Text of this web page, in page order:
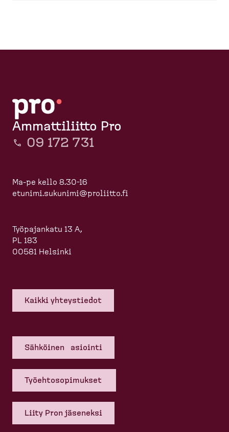
Ammattiliitto Pro
09 172 731
Ma-pe kello 8.30-16
etunimi.sukunimi@proliitto.fi
Työpajankatu 13 A,
PL 183
00581 Helsinki
Kaikki yhteys­tiedot
Sähköinen asiointi
Työehto­so­pi­mukset
Liity Pron jäseneksi